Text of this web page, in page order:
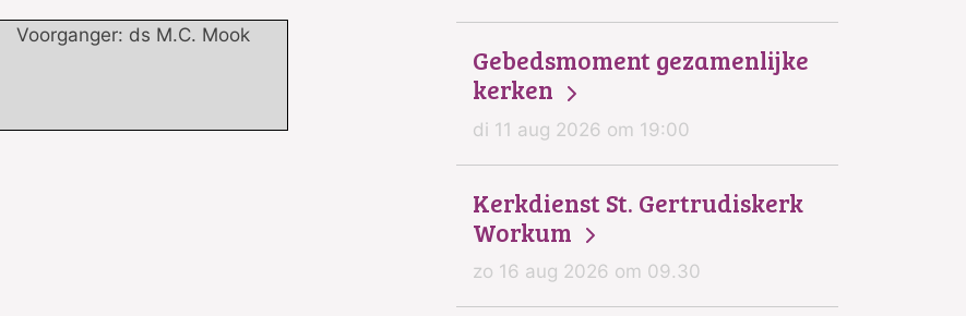
Voorganger: ds M.C. Mook
Gebedsmoment gezamenlijke
kerken
di 11 aug 2026 om 19:00
Kerkdienst St. Gertrudiskerk
Workum
zo 16 aug 2026 om 09.30